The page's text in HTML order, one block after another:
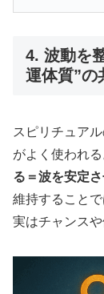
4. 波動を
運体質”の
スピリチュア
がよく使われ
る＝波を安定
維持することで
実はチャンス